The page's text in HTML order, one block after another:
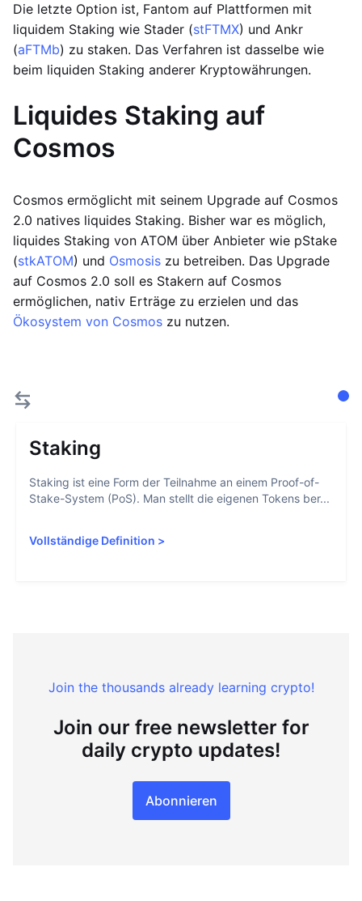
Die letzte Option ist, Fantom auf Plattformen mit
liquidem Staking wie Stader (stFTMX) und Ankr
(aFTMb) zu staken. Das Verfahren ist dasselbe wie
beim liquiden Staking anderer Kryptowährungen.
Liquides Staking auf
Cosmos
Cosmos ermöglicht mit seinem Upgrade auf Cosmos
2.0 natives liquides Staking. Bisher war es möglich,
liquides Staking von ATOM über Anbieter wie pStake
(stkATOM) und Osmosis zu betreiben. Das Upgrade
auf Cosmos 2.0 soll es Stakern auf Cosmos
ermöglichen, nativ Erträge zu erzielen und das
Ökosystem von Cosmos zu nutzen.
Staking
Staking ist eine Form der Teilnahme an einem Proof-of-
Stake-System (PoS). Man stellt die eigenen Tokens ber...
Vollständige Definition >
Join the thousands already learning crypto!
Join our free newsletter for
daily crypto updates!
Abonnieren